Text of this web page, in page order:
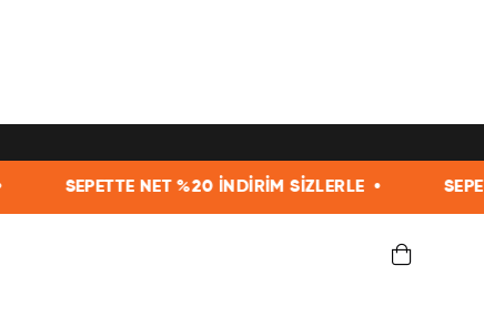
%20 İNDİRİM SİZLERLE • SEPETTE NET %20